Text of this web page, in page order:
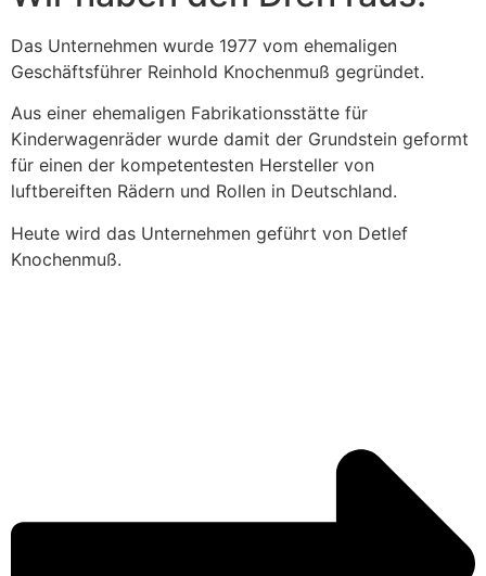
Das Unternehmen wurde 1977 vom ehemaligen
Geschäftsführer Reinhold Knochenmuß gegründet.
Aus einer ehemaligen Fabrikationsstätte für
Kinderwagenräder wurde damit der Grundstein geformt
für einen der kompetentesten Hersteller von
luftbereiften Rädern und Rollen in Deutschland.
Heute wird das Unternehmen geführt von Detlef
Knochenmuß.